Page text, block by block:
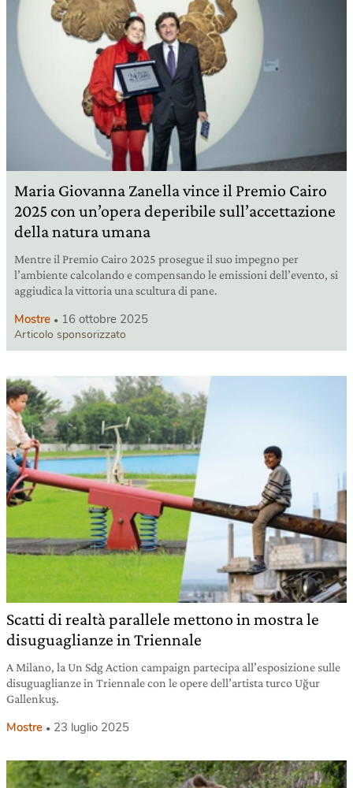
Maria Giovanna Zanella vince il Premio Cairo
2025 con un’opera deperibile sull’accettazione
della natura umana
Mentre il Premio Cairo 2025 prosegue il suo impegno per
l’ambiente calcolando e compensando le emissioni dell’evento, si
aggiudica la vittoria una scultura di pane.
Mostre 16 ottobre 2025
Articolo sponsorizzato
Scatti di realtà parallele mettono in mostra le
disuguaglianze in Triennale
A Milano, la Un Sdg Action campaign partecipa all’esposizione sulle
disuguaglianze in Triennale con le opere dell’artista turco Uğur
Gallenkuş.
Mostre 23 luglio 2025